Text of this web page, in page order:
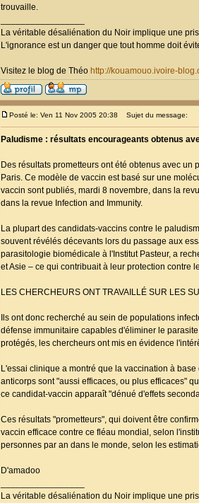
trouvaille.
La véritable désaliénation du Noir implique une
L'ignorance est un danger que tout homme doit
Visitez le blog de Théo http://kouamouo.ivoire-
Posté le: Ven 11 Nov 2005 20:38 Sujet du message:
Paludisme : résultats encourageants obtenus
Des résultats prometteurs ont été obtenus avec
Paris. Ce modèle de vaccin est basé sur une
vaccin sont publiés, mardi 8 novembre, dans la
dans la revue Infection and Immunity.
La plupart des candidats-vaccins contre le
souvent révélés décevants lors du passage aux
parasitologie biomédicale à l'Institut Pasteur, a
et Asie – ce qui contribuait à leur protection contre
LES CHERCHEURS ONT TRAVAILLÉ SUR LES
Ils ont donc recherché au sein de populations
défense immunitaire capables d'éliminer le
protégés, les chercheurs ont mis en évidence
L'essai clinique a montré que la vaccination à
anticorps sont "aussi efficaces, ou plus efficaces"
ce candidat-vaccin apparaît "dénué d'effets
Ces résultats "prometteurs", qui doivent être
vaccin efficace contre ce fléau mondial, selon
personnes par an dans le monde, selon les
D'amadoo
La véritable désaliénation du Noir implique une